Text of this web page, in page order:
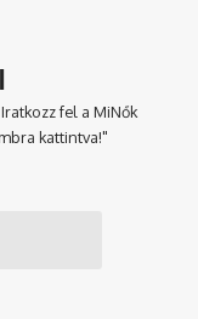
fel a MiNők
kattintva!"